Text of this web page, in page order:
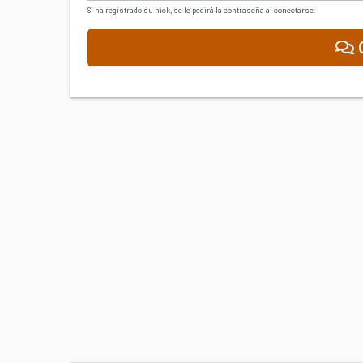
Si ha registrado su nick, se le pedirá la contraseña al conectarse.